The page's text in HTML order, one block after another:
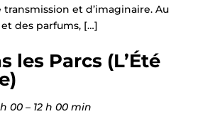
et d’imaginaire. Au
des parfums, […]
les Parcs (L’Été
00– 12 h 00 min